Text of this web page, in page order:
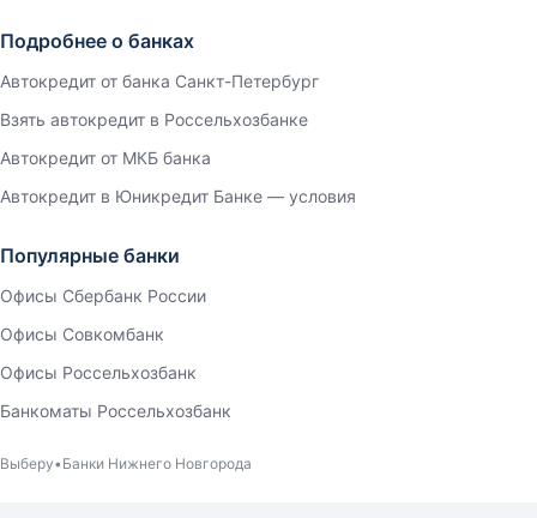
Подробнее о банках
Автокредит от банка Санкт-Петербург
Взять автокредит в Россельхозбанке
Автокредит от МКБ банка
Автокредит в Юникредит Банке — условия
Популярные банки
Офисы Сбербанк России
Офисы Совкомбанк
Офисы Россельхозбанк
Банкоматы Россельхозбанк
Выберу Банки Нижнего Новгорода